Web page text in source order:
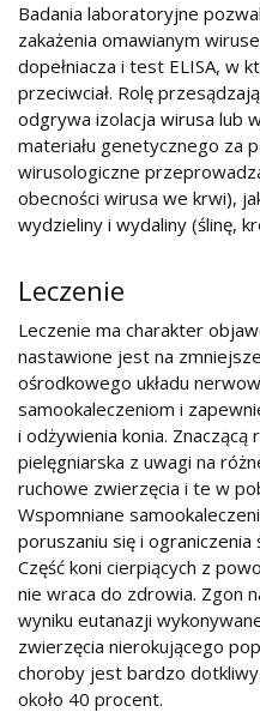
Badania laboratoryjne
zakażenia omawianym
dopełniacza i test ELISA, w
przeciwciał. Rolę
odgrywa izolacja wirusa lub
materiału genetycznego za
wirusologiczne
obecności wirusa we krwi),
wydzieliny i wydaliny (ślinę,
Leczenie
Leczenie ma charakter
nastawione jest na
ośrodkowego układu
samookaleczeniom i
i odżywienia konia.
pielęgniarska z uwagi na
ruchowe zwierzęcia i te w
Wspomniane
poruszaniu się i ograniczenia
Część koni cierpiących z
nie wraca do zdrowia. Zgon
wyniku eutanazji
zwierzęcia nierokującego
choroby jest bardzo
około 40 procent.